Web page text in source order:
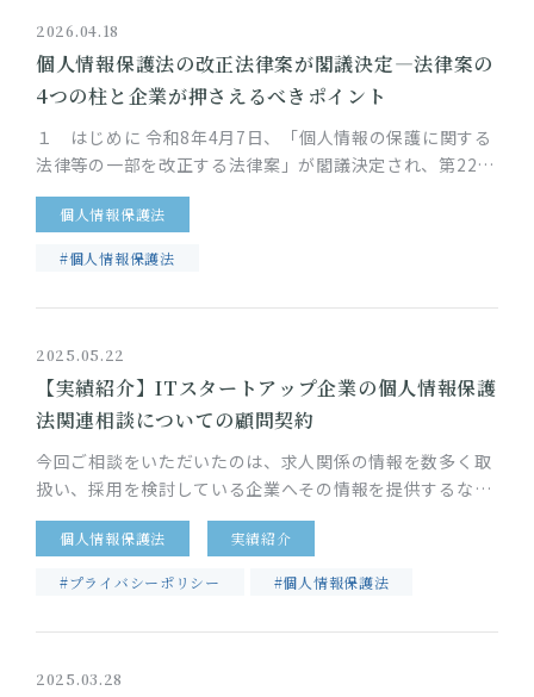
2026.04.18
個人情報保護法の改正法律案が閣議決定―法律案の
4つの柱と企業が押さえるべきポイント
１ はじめに 令和8年4月7日、「個人情報の保護に関する
法律等の一部を改正する法律案」が閣議決定され、第221
回特別国会に提出されました。今回の法律案は、デジタル
技術の急速な進展に…
個人情報保護法
#個人情報保護法
2025.05.22
【実績紹介】ITスタートアップ企業の個人情報保護
法関連相談についての顧問契約
今回ご相談をいただいたのは、求人関係の情報を数多く取
扱い、採用を検討している企業へその情報を提供するな
ど、第三者提供を含む個人情報・データの処理が日常的に
発生している人材紹介・マッ…
個人情報保護法 実績紹介
#プライバシーポリシー #個人情報保護法
2025.03.28